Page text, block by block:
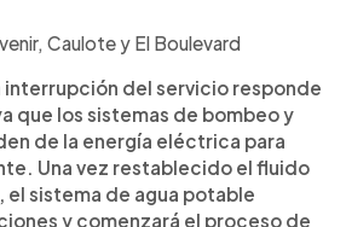
Caulote y El Boulevard
interrupción del servicio responde
que los sistemas de bombeo y
de la energía eléctrica para
Una vez restablecido el fluido
el sistema de agua potable
y comenzará el proceso de